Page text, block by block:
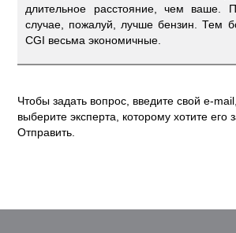
длительное расстояние, чем ваше.
случае, пожалуй, лучше бензин. Тем
CGI весьма экономичные.
Чтобы задать вопрос, введите свой e-
выберите эксперта, которому хотите его
Отправить.